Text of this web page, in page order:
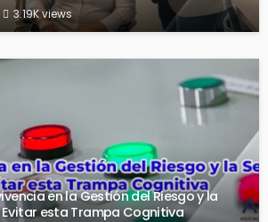
3.19K views
en la Gestión del Riesgo y la
esta Trampa Cognitiva